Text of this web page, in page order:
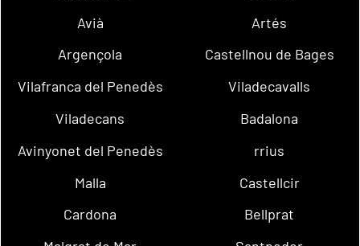
Avià
Artés
Argençola
Castellnou de Bages
Vilafranca del Penedès
Viladecavalls
Viladecans
Badalona
Avinyonet del Penedès
rrius
Malla
Castellcir
Cardona
Bellprat